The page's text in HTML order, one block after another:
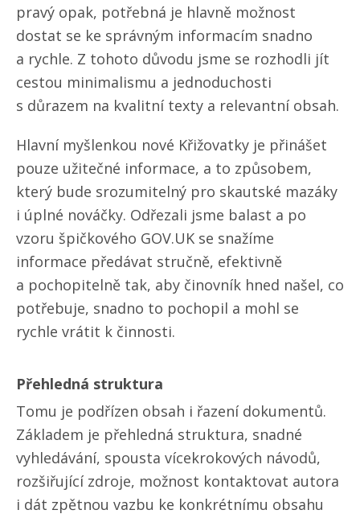
pravý opak, potřebná je hlavně možnost
dostat se ke správným informacím snadno
a rychle. Z tohoto důvodu jsme se rozhodli jít
cestou minimalismu a jednoduchosti
s důrazem na kvalitní texty a relevantní obsah.
Hlavní myšlenkou nové Křižovatky je přinášet
pouze užitečné informace, a to způsobem,
který bude srozumitelný pro skautské mazáky
i úplné nováčky. Odřezali jsme balast a po
vzoru špičkového GOV.UK se snažíme
informace předávat stručně, efektivně
a pochopitelně tak, aby činovník hned našel, co
potřebuje, snadno to pochopil a mohl se
rychle vrátit k činnosti.
Přehledná struktura
Tomu je podřízen obsah i řazení dokumentů.
Základem je přehledná struktura, snadné
vyhledávání, spousta vícekrokových návodů,
rozšiřující zdroje, možnost kontaktovat autora
i dát zpětnou vazbu ke konkrétnímu obsahu